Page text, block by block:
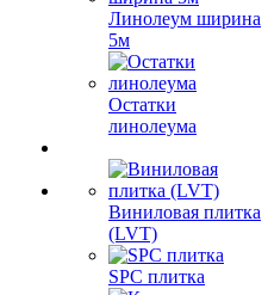
Линолеум ширина
5м
Остатки
линолеума
Виниловая плитка
(LVT)
SPC плитка